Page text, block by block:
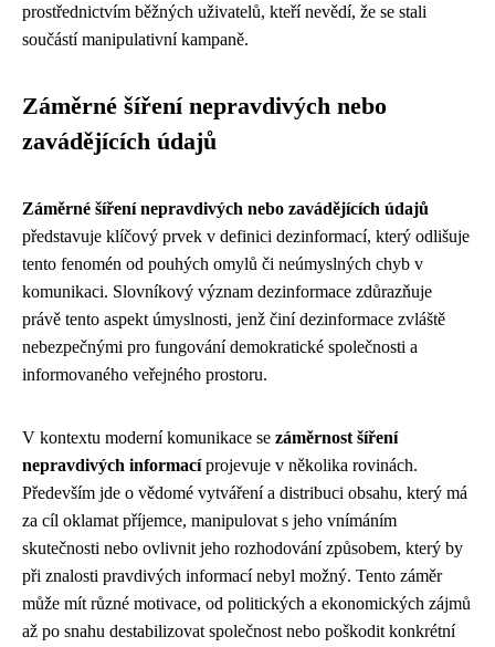
prostřednictvím běžných uživatelů, kteří nevědí, že se stali
součástí manipulativní kampaně.
Záměrné šíření nepravdivých nebo
zavádějících údajů
Záměrné šíření nepravdivých nebo zavádějících údajů
představuje klíčový prvek v definici dezinformací, který odlišuje
tento fenomén od pouhých omylů či neúmyslných chyb v
komunikaci. Slovníkový význam dezinformace zdůrazňuje
právě tento aspekt úmyslnosti, jenž činí dezinformace zvláště
nebezpečnými pro fungování demokratické společnosti a
informovaného veřejného prostoru.
V kontextu moderní komunikace se záměrnost šíření
nepravdivých informacíprojevuje v několika rovinách.
Především jde o vědomé vytváření a distribuci obsahu, který má
za cíl oklamat příjemce, manipulovat s jeho vnímáním
skutečnosti nebo ovlivnit jeho rozhodování způsobem, který by
při znalosti pravdivých informací nebyl možný. Tento záměr
může mít různé motivace, od politických a ekonomických zájmů
až po snahu destabilizovat společnost nebo poškodit konkrétní